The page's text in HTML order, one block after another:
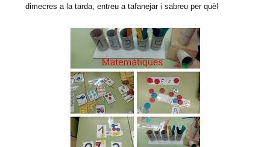
dimecres a la tarda, entreu a tafanejar i sabreu per què!